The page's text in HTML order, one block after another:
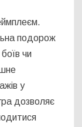
подорож
чи
у
дозволяє